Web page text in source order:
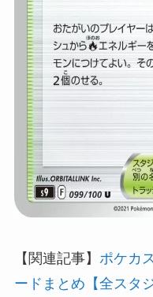
【関連記事】 ポケカ
ードまとめ【全スタ